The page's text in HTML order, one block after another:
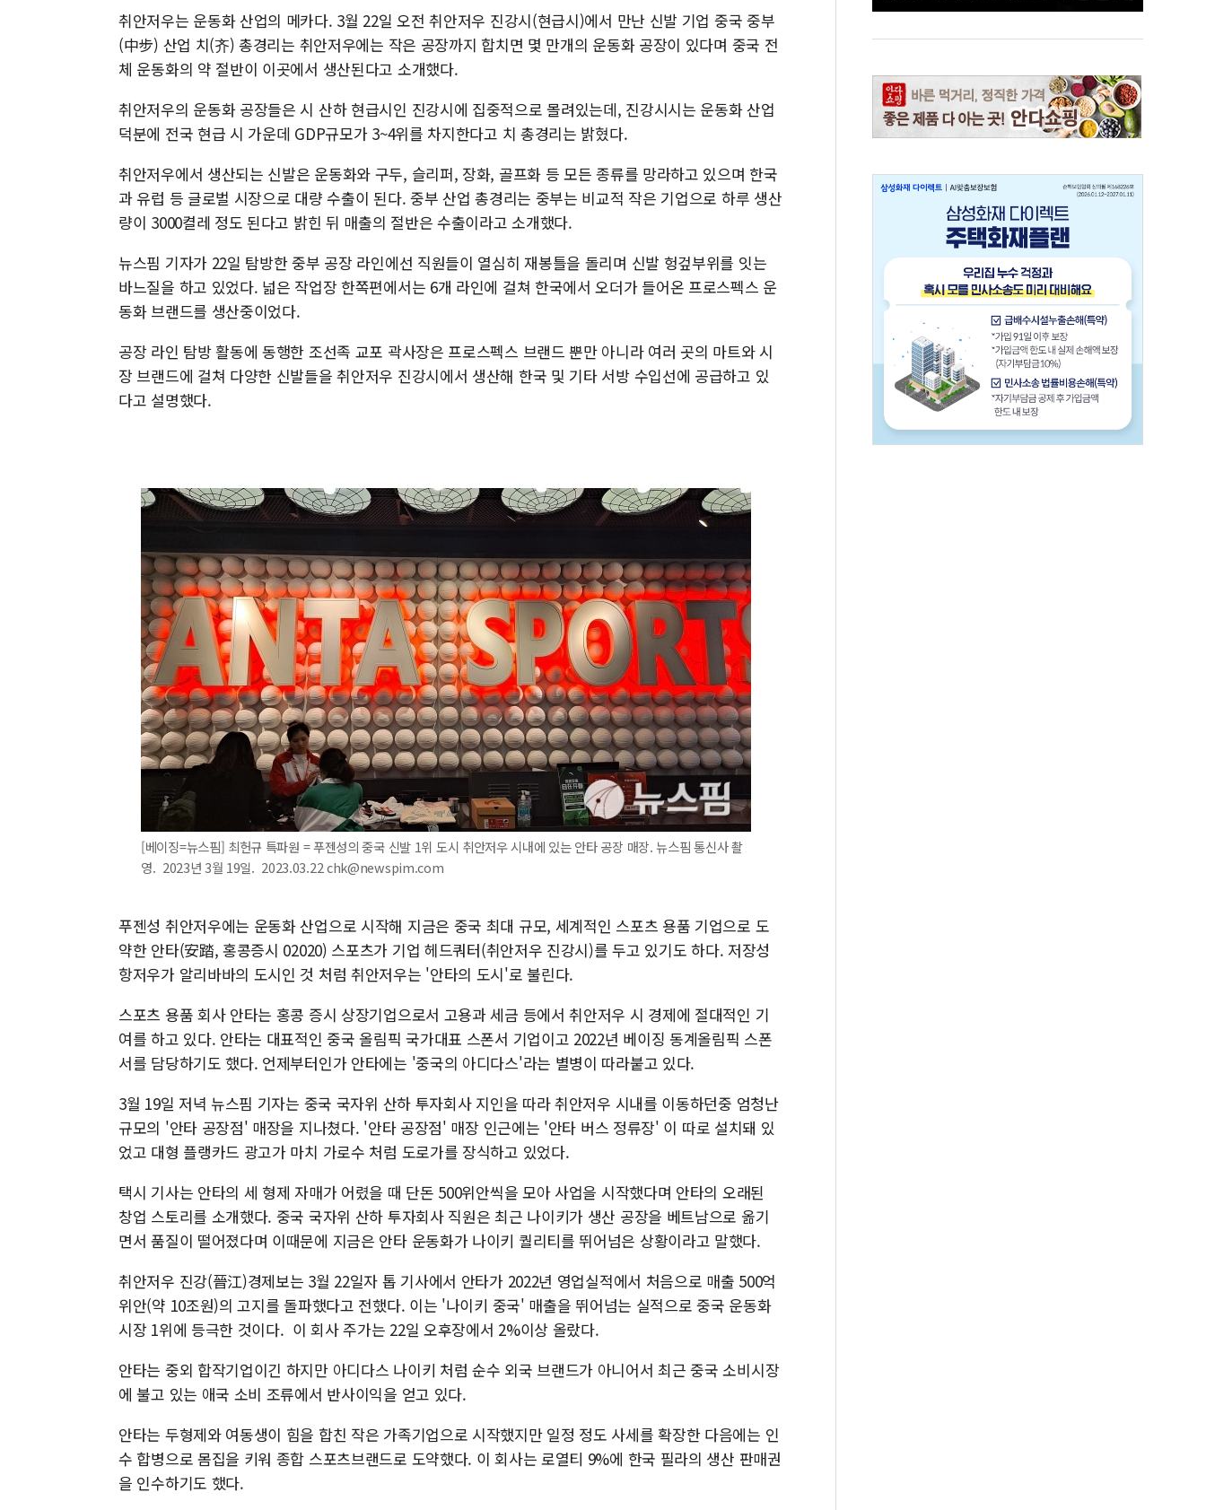
취안저우는 운동화 산업의 메카다. 3월 22일 오전 취안저우 진강시(현급시)에서 만난 신발 기업 중국 중부
(中步) 산업 치(齐) 총경리는 취안저우에는 작은 공장까지 합치면 몇 만개의 운동화 공장이 있다며 중국 전
체 운동화의 약 절반이 이곳에서 생산된다고 소개했다.
취안저우의 운동화 공장들은 시 산하 현급시인 진강시에 집중적으로 몰려있는데, 진강시시는 운동화 산업
덕분에 전국 현급 시 가운데 GDP규모가 3~4위를 차지한다고 치 총경리는 밝혔다.
취안저우에서 생산되는 신발은 운동화와 구두, 슬리퍼, 장화, 골프화 등 모든 종류를 망라하고 있으며 한국
과 유럽 등 글로벌 시장으로 대량 수출이 된다. 중부 산업 총경리는 중부는 비교적 작은 기업으로 하루 생산
량이 3000켤레 정도 된다고 밝힌 뒤 매출의 절반은 수출이라고 소개했다.
뉴스핌 기자가 22일 탐방한 중부 공장 라인에선 직원들이 열심히 재봉틀을 돌리며 신발 헝겊부위를 잇는
바느질을 하고 있었다. 넓은 작업장 한쪽편에서는 6개 라인에 걸쳐 한국에서 오더가 들어온 프로스펙스 운
동화 브랜드를 생산중이었다.
공장 라인 탐방 활동에 동행한 조선족 교포 곽사장은 프로스펙스 브랜드 뿐만 아니라 여러 곳의 마트와 시
장 브랜드에 걸쳐 다양한 신발들을 취안저우 진강시에서 생산해 한국 및 기타 서방 수입선에 공급하고 있
다고 설명했다.
[베이징=뉴스핌] 최헌규 특파원 = 푸젠성의 중국 신발 1위 도시 취안저우 시내에 있는 안타 공장 매장. 뉴스핌 통신사 촬
영. 2023년 3월 19일. 2023.03.22 chk@newspim.com
푸젠성 취안저우에는 운동화 산업으로 시작해 지금은 중국 최대 규모, 세계적인 스포츠 용품 기업으로 도
약한 안타(安踏, 홍콩증시 02020) 스포츠가 기업 헤드쿼터(취안저우 진강시)를 두고 있기도 하다. 저장성
항저우가 알리바바의 도시인 것 처럼 취안저우는 '안타의 도시'로 불린다.
스포츠 용품 회사 안타는 홍콩 증시 상장기업으로서 고용과 세금 등에서 취안저우 시 경제에 절대적인 기
여를 하고 있다. 안타는 대표적인 중국 올림픽 국가대표 스폰서 기업이고 2022년 베이징 동계올림픽 스폰
서를 담당하기도 했다. 언제부터인가 안타에는 '중국의 아디다스'라는 별병이 따라붙고 있다.
3월 19일 저녁 뉴스핌 기자는 중국 국자위 산하 투자회사 지인을 따라 취안저우 시내를 이동하던중 엄청난
규모의 '안타 공장점' 매장을 지나쳤다. '안타 공장점' 매장 인근에는 '안타 버스 정류장' 이 따로 설치돼 있
었고 대형 플랭카드 광고가 마치 가로수 처럼 도로가를 장식하고 있었다.
택시 기사는 안타의 세 형제 자매가 어렸을 때 단돈 500위안씩을 모아 사업을 시작했다며 안타의 오래된
창업 스토리를 소개했다. 중국 국자위 산하 투자회사 직원은 최근 나이키가 생산 공장을 베트남으로 옮기
면서 품질이 떨어졌다며 이때문에 지금은 안타 운동화가 나이키 퀄리티를 뛰어넘은 상황이라고 말했다.
취안저우 진강(晉江)경제보는 3월 22일자 톱 기사에서 안타가 2022년 영업실적에서 처음으로 매출 500억
위안(약 10조원)의 고지를 돌파했다고 전했다. 이는 '나이키 중국' 매출을 뛰어넘는 실적으로 중국 운동화
시장 1위에 등극한 것이다. 이 회사 주가는 22일 오후장에서 2%이상 올랐다.
안타는 중외 합작기업이긴 하지만 아디다스 나이키 처럼 순수 외국 브랜드가 아니어서 최근 중국 소비시장
에 불고 있는 애국 소비 조류에서 반사이익을 얻고 있다.
안타는 두형제와 여동생이 힘을 합친 작은 가족기업으로 시작했지만 일정 정도 사세를 확장한 다음에는 인
수 합병으로 몸집을 키워 종합 스포츠브랜드로 도약했다. 이 회사는 로열티 9%에 한국 필라의 생산 판매권
을 인수하기도 했다.